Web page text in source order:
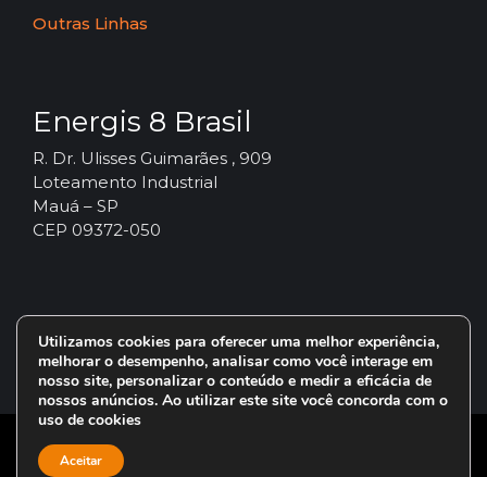
Outras Linhas
Energis 8 Brasil
R. Dr. Ulisses Guimarães , 909
Loteamento Industrial
Mauá – SP
CEP 09372-050
© 2024 – Vorax Lubrificantes – Todos os direitos reservados.
Uma marca do Grupo
Utilizamos cookies para oferecer uma melhor experiência,
melhorar o desempenho, analisar como você interage em
nosso site, personalizar o conteúdo e medir a eficácia de
nossos anúncios. Ao utilizar este site você concorda com o
uso de cookies
Aceitar